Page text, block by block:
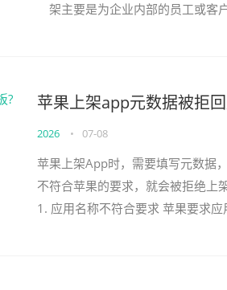
架主要是为企业内部的员工或客
苹果上架app元数据被拒
2026 • 07-08
苹果上架App时，需要填写元数据
不符合苹果的要求，就会被拒绝上
1. 应用名称不符合要求 苹果要求